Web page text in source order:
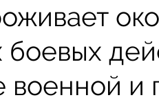
боевых
военной и